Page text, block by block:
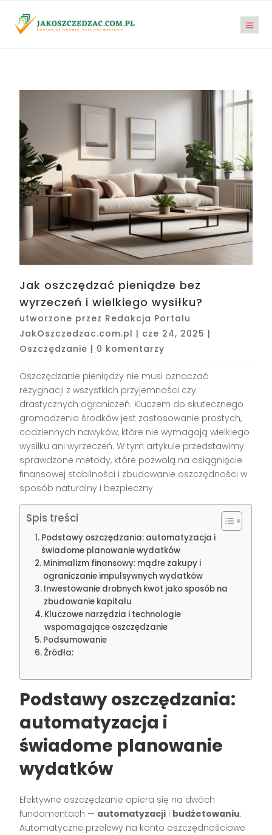
Jak oszczędzać pieniądze bez
wyrzeczeń i wielkiego wysiłku?
utworzone przez Redakcja Portalu
JakOszczedzac.com.pl | cze 24, 2025 |
Oszczędzanie | 0 komentarzy
Oszczędzanie pieniędzy nie musi oznaczać
rezygnacji z wszystkich przyjemności czy
drastycznych ograniczeń. Kluczem do skutecznego
gromadzenia środków jest zastosowanie prostych,
codziennych nawyków, które nie wymagają wielkiego
wysiłku ani wyrzeczeń. W tym artykule przedstawimy
sprawdzone metody, które pozwolą na osiągnięcie
finansowej stabilności i zbudowanie oszczędności w
sposób naturalny i bezpieczny.
Spis treści
Podstawy oszczędzania: automatyzacja i
świadome planowanie wydatków
Minimalizm finansowy: mądre zakupy i
ograniczanie impulsywnych wydatków
Inwestowanie drobnych kwot jako sposób na
zbudowanie kapitału
Kluczowe narzędzia i technologie
wspomagające oszczędzanie
Podsumowanie
Źródła:
Podstawy oszczędzania:
automatyzacja i
świadome planowanie
wydatków
Efektywne oszczędzanie opiera się na dwóch
fundamentach — automatyzacji i budżetowaniu.
Automatyczne przelewy na konto oszczędnościowe